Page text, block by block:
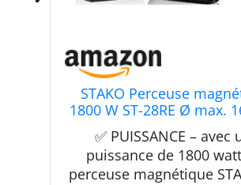
STAKO Perceuse
1800 W ST-28RE Ø max.
– Force magnétique
Carotteuse portable
mm et mandrin 3-16
✅ PUISSANCE – avec
puissance de 1800
perceuse magnétique